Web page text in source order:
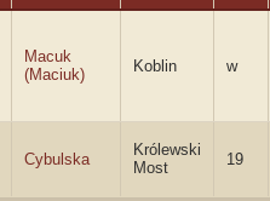
Macuk
(Maciuk)
Koblin w
Cybulska
Królewski
Most
19